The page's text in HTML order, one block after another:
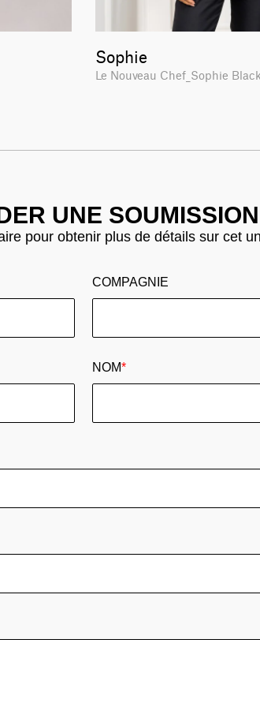
Sophie
Le Nouveau Chef_Sophie Black
UNE SOUMISSION
pour obtenir plus de détails sur cet
COMPAGNIE
NOM*